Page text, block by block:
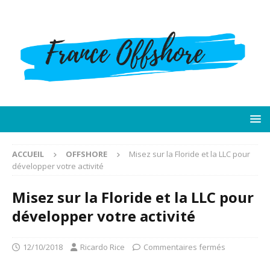
ACCUEIL OFFSHORE
Misez sur la Floride et la LLC pour
développer votre activité
Misez sur la Floride et la LLC pour
développer votre activité
12/10/2018 Ricardo Rice Commentaires fermés